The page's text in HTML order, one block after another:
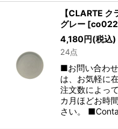
【CLARTE
グレー [
4,180円(税込)
24点
■お問い合わ
は、お気軽に
注文数によっ
カ月ほどお時
さい。